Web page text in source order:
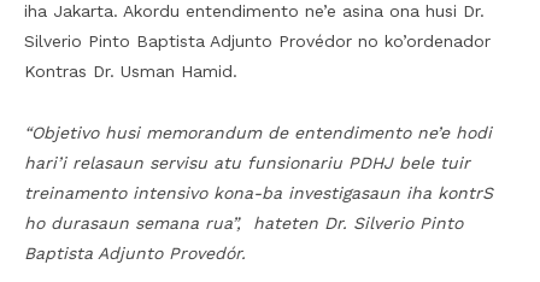
iha Jakarta. Akordu entendimento ne’e asina ona husi Dr.
Silverio Pinto Baptista Adjunto Provédor no ko’ordenador
Kontras Dr. Usman Hamid.
“Objetivo husi memorandum de entendimento ne’e hodi
hari’i relasaun servisu atu funsionariu PDHJ bele tuir
treinamento intensivo kona-ba investigasaun iha kontrS
ho durasaun semana rua”, hateten Dr. Silverio Pinto
Baptista Adjunto Provedór.